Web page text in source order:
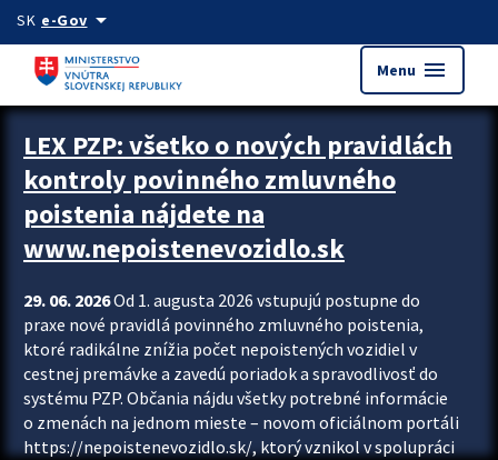
Preskocit na hlavný obsah
SK e-Govarrow_drop_down
Menu menu
Zastavit automatický posun upútavok
LEX PZP: všetko o nových pravidlách
kontroly povinného zmluvného
poistenia nájdete na
www.nepoistenevozidlo.sk
29. 06. 2026Od 1. augusta 2026 vstupujú postupne do
praxe nové pravidlá povinného zmluvného poistenia,
ktoré radikálne znížia počet nepoistených vozidiel v
cestnej premávke a zavedú poriadok a spravodlivosť do
systému PZP. Občania nájdu všetky potrebné informácie
o zmenách na jednom mieste – novom oficiálnom portáli
https://nepoistenevozidlo.sk/, ktorý vznikol v spolupráci